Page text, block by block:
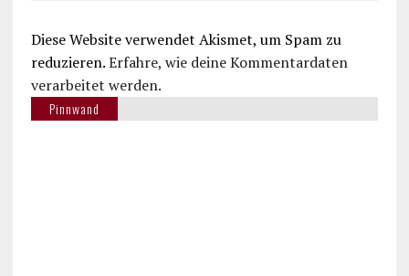
Diese Website verwendet Akismet, um Spam zu
reduzieren.Erfahre, wie deine Kommentardaten
verarbeitet werden.
Pinnwand